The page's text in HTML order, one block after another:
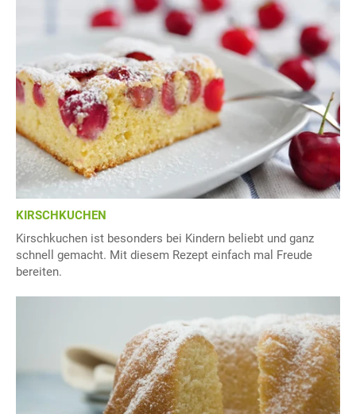
KIRSCHKUCHEN
Kirschkuchen ist besonders bei Kindern beliebt und ganz
schnell gemacht. Mit diesem Rezept einfach mal Freude
bereiten.